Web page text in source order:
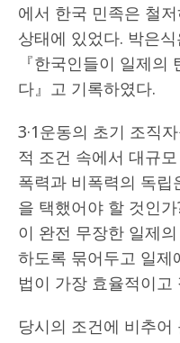
에서 한국 민족은 철
상태에 있었다. 박은
『한국인들이 일제
다』고 기록하였다.
3·1운동의 초기 조직
적 조건 속에서 대규
폭력과 비폭력의 독립
을 택했어야 할 것인
이 완전 무장한 일제
하도록 묶어두고 일
법이 가장 효율적이고
당시의 조건에 비추어